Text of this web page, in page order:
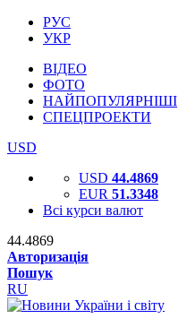
РУС
УКР
ВІДЕО
ФОТО
НАЙПОПУЛЯРНІШІ
СПЕЦПРОЕКТИ
USD
USD 44.4869
EUR 51.3348
Всі курси валют
44.4869
Авторизація
Пошук
RU